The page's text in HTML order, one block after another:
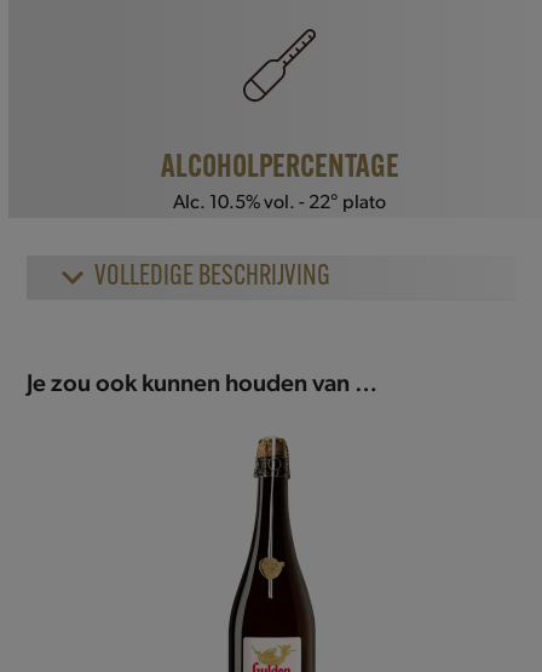
ALCOHOLPERCENTAGE
Alc. 10.5% vol. - 22° plato
VOLLEDIGE BESCHRIJVING
Je zou ook kunnen houden van …